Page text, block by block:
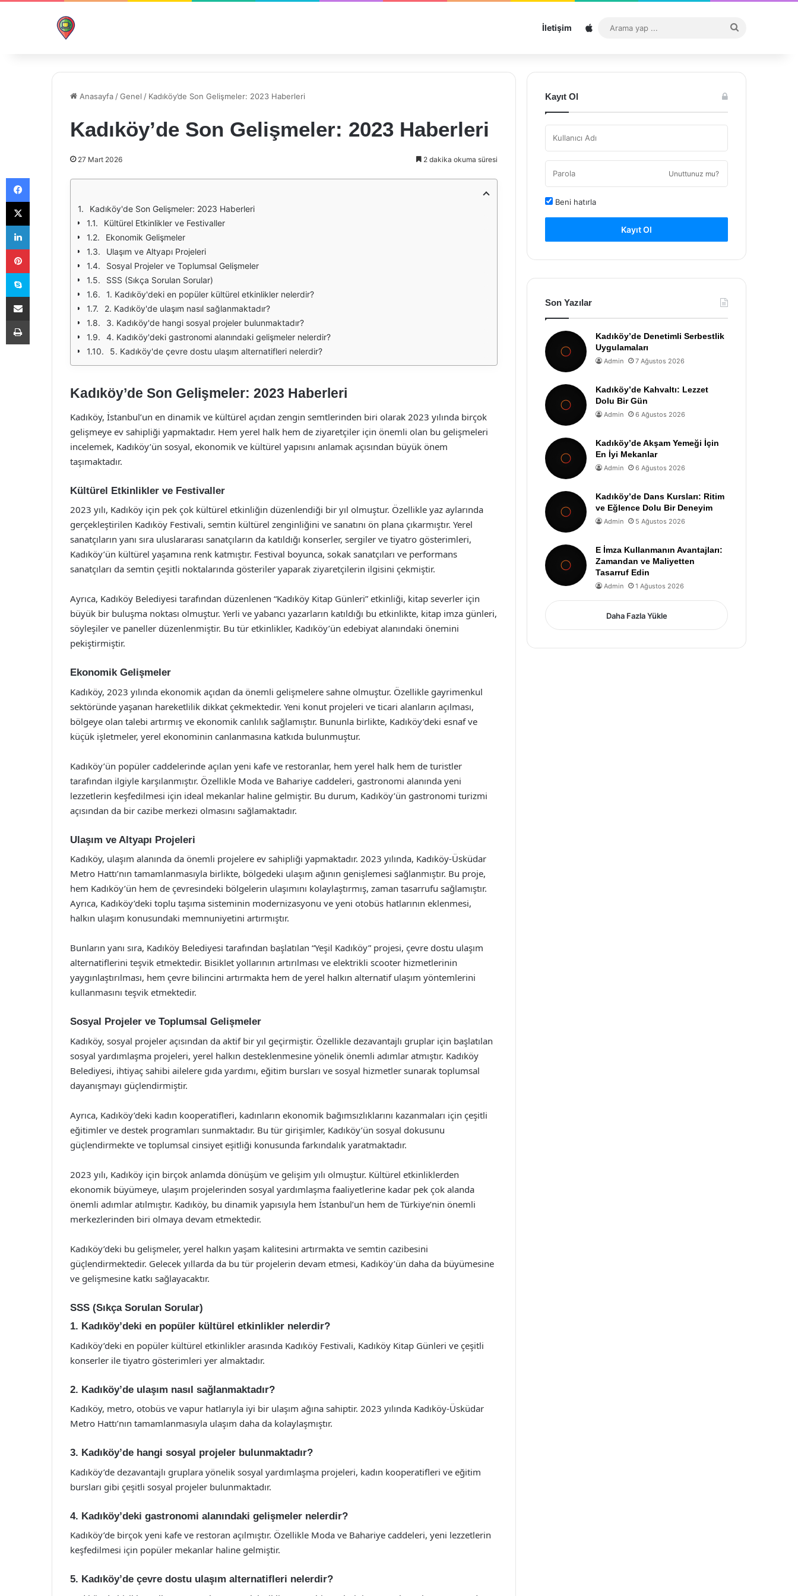
İletişim Sitemap
...
Anasayfa /Genel / Kadıköy’de Son Gelişmeler: 2023 Haberleri
Kadıköy’de Son Gelişmeler: 2023 Haberleri
27 Mart 2026 2 dakika okuma süresi
Kadıköy'de Son Gelişmeler: 2023 Haberleri
Kültürel Etkinlikler ve Festivaller
Ekonomik Gelişmeler
Ulaşım ve Altyapı Projeleri
Sosyal Projeler ve Toplumsal Gelişmeler
SSS (Sıkça Sorulan Sorular)
1. Kadıköy'deki en popüler kültürel etkinlikler nelerdir?
2. Kadıköy'de ulaşım nasıl sağlanmaktadır?
3. Kadıköy'de hangi sosyal projeler bulunmaktadır?
4. Kadıköy'deki gastronomi alanındaki gelişmeler nelerdir?
5. Kadıköy'de çevre dostu ulaşım alternatifleri nelerdir?
Kadıköy’de Son Gelişmeler: 2023 Haberleri
Kadıköy, İstanbul’un en dinamik ve kültürel açıdan zengin semtlerinden biri olarak 2023 yılında birçok
gelişmeye ev sahipliği yapmaktadır. Hem yerel halk hem de ziyaretçiler için önemli olan bu gelişmeleri
incelemek, Kadıköy’ün sosyal, ekonomik ve kültürel yapısını anlamak açısından büyük önem
taşımaktadır.
Kültürel Etkinlikler ve Festivaller
2023 yılı, Kadıköy için pek çok kültürel etkinliğin düzenlendiği bir yıl olmuştur. Özellikle yaz aylarında
gerçekleştirilen Kadıköy Festivali, semtin kültürel zenginliğini ve sanatını ön plana çıkarmıştır. Yerel
sanatçıların yanı sıra uluslararası sanatçıların da katıldığı konserler, sergiler ve tiyatro gösterimleri,
Kadıköy’ün kültürel yaşamına renk katmıştır. Festival boyunca, sokak sanatçıları ve performans
sanatçıları da semtin çeşitli noktalarında gösteriler yaparak ziyaretçilerin ilgisini çekmiştir.
Ayrıca, Kadıköy Belediyesi tarafından düzenlenen “Kadıköy Kitap Günleri” etkinliği, kitap severler için
büyük bir buluşma noktası olmuştur. Yerli ve yabancı yazarların katıldığı bu etkinlikte, kitap imza günleri,
söyleşiler ve paneller düzenlenmiştir. Bu tür etkinlikler, Kadıköy’ün edebiyat alanındaki önemini
pekiştirmiştir.
Ekonomik Gelişmeler
Kadıköy, 2023 yılında ekonomik açıdan da önemli gelişmelere sahne olmuştur. Özellikle gayrimenkul
sektöründe yaşanan hareketlilik dikkat çekmektedir. Yeni konut projeleri ve ticari alanların açılması,
bölgeye olan talebi artırmış ve ekonomik canlılık sağlamıştır. Bununla birlikte, Kadıköy’deki esnaf ve
küçük işletmeler, yerel ekonominin canlanmasına katkıda bulunmuştur.
Kadıköy’ün popüler caddelerinde açılan yeni kafe ve restoranlar, hem yerel halk hem de turistler
tarafından ilgiyle karşılanmıştır. Özellikle Moda ve Bahariye caddeleri, gastronomi alanında yeni
lezzetlerin keşfedilmesi için ideal mekanlar haline gelmiştir. Bu durum, Kadıköy’ün gastronomi turizmi
açısından da bir cazibe merkezi olmasını sağlamaktadır.
Ulaşım ve Altyapı Projeleri
Kadıköy, ulaşım alanında da önemli projelere ev sahipliği yapmaktadır. 2023 yılında, Kadıköy-Üsküdar
Metro Hattı’nın tamamlanmasıyla birlikte, bölgedeki ulaşım ağının genişlemesi sağlanmıştır. Bu proje,
hem Kadıköy’ün hem de çevresindeki bölgelerin ulaşımını kolaylaştırmış, zaman tasarrufu sağlamıştır.
Ayrıca, Kadıköy’deki toplu taşıma sisteminin modernizasyonu ve yeni otobüs hatlarının eklenmesi,
halkın ulaşım konusundaki memnuniyetini artırmıştır.
Bunların yanı sıra, Kadıköy Belediyesi tarafından başlatılan “Yeşil Kadıköy” projesi, çevre dostu ulaşım
alternatiflerini teşvik etmektedir. Bisiklet yollarının artırılması ve elektrikli scooter hizmetlerinin
yaygınlaştırılması, hem çevre bilincini artırmakta hem de yerel halkın alternatif ulaşım yöntemlerini
kullanmasını teşvik etmektedir.
Sosyal Projeler ve Toplumsal Gelişmeler
Kadıköy, sosyal projeler açısından da aktif bir yıl geçirmiştir. Özellikle dezavantajlı gruplar için başlatılan
sosyal yardımlaşma projeleri, yerel halkın desteklenmesine yönelik önemli adımlar atmıştır. Kadıköy
Belediyesi, ihtiyaç sahibi ailelere gıda yardımı, eğitim bursları ve sosyal hizmetler sunarak toplumsal
dayanışmayı güçlendirmiştir.
Ayrıca, Kadıköy’deki kadın kooperatifleri, kadınların ekonomik bağımsızlıklarını kazanmaları için çeşitli
eğitimler ve destek programları sunmaktadır. Bu tür girişimler, Kadıköy’ün sosyal dokusunu
güçlendirmekte ve toplumsal cinsiyet eşitliği konusunda farkındalık yaratmaktadır.
2023 yılı, Kadıköy için birçok anlamda dönüşüm ve gelişim yılı olmuştur. Kültürel etkinliklerden
ekonomik büyümeye, ulaşım projelerinden sosyal yardımlaşma faaliyetlerine kadar pek çok alanda
önemli adımlar atılmıştır. Kadıköy, bu dinamik yapısıyla hem İstanbul’un hem de Türkiye’nin önemli
merkezlerinden biri olmaya devam etmektedir.
Kadıköy’deki bu gelişmeler, yerel halkın yaşam kalitesini artırmakta ve semtin cazibesini
güçlendirmektedir. Gelecek yıllarda da bu tür projelerin devam etmesi, Kadıköy’ün daha da büyümesine
ve gelişmesine katkı sağlayacaktır.
SSS (Sıkça Sorulan Sorular)
1. Kadıköy’deki en popüler kültürel etkinlikler nelerdir?
Kadıköy’deki en popüler kültürel etkinlikler arasında Kadıköy Festivali, Kadıköy Kitap Günleri ve çeşitli
konserler ile tiyatro gösterimleri yer almaktadır.
2. Kadıköy’de ulaşım nasıl sağlanmaktadır?
Kadıköy, metro, otobüs ve vapur hatlarıyla iyi bir ulaşım ağına sahiptir. 2023 yılında Kadıköy-Üsküdar
Metro Hattı’nın tamamlanmasıyla ulaşım daha da kolaylaşmıştır.
3. Kadıköy’de hangi sosyal projeler bulunmaktadır?
Kadıköy’de dezavantajlı gruplara yönelik sosyal yardımlaşma projeleri, kadın kooperatifleri ve eğitim
bursları gibi çeşitli sosyal projeler bulunmaktadır.
4. Kadıköy’deki gastronomi alanındaki gelişmeler nelerdir?
Kadıköy’de birçok yeni kafe ve restoran açılmıştır. Özellikle Moda ve Bahariye caddeleri, yeni lezzetlerin
keşfedilmesi için popüler mekanlar haline gelmiştir.
5. Kadıköy’de çevre dostu ulaşım alternatifleri nelerdir?
Kayıt Ol
Unuttunuz mu?
Beni hatırla
Kayıt Ol
Son Yazılar
Kadıköy’de Denetimli Serbestlik
Uygulamaları
Admin 7 Ağustos 2026
Kadıköy’de Kahvaltı: Lezzet
Dolu Bir Gün
Admin 6 Ağustos 2026
Kadıköy’de Akşam Yemeği İçin
En İyi Mekanlar
Admin 6 Ağustos 2026
Kadıköy’de Dans Kursları: Ritim
ve Eğlence Dolu Bir Deneyim
Admin 5 Ağustos 2026
E İmza Kullanmanın Avantajları:
Zamandan ve Maliyetten
Tasarruf Edin
Admin 1 Ağustos 2026
Daha Fazla Yükle
Facebook
X
LinkedIn
Pinterest
Skype
E-Posta ile paylaş